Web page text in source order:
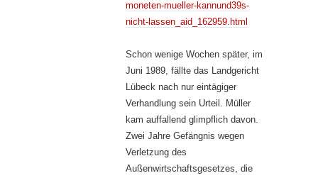
moneten-mueller-kannund39s-
nicht-lassen_aid_162959.html
Schon wenige Wochen später, im
Juni 1989, fällte das Landgericht
Lübeck nach nur eintägiger
Verhandlung sein Urteil. Müller
kam auffallend glimpflich davon.
Zwei Jahre Gefängnis wegen
Verletzung des
Außenwirtschaftsgesetzes, die